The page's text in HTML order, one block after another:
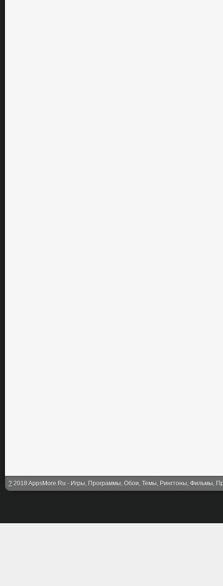
? 2018 AppsMore.Ru - Игры, Программы, Обои, Темы, Рингтоны, Фильмы,